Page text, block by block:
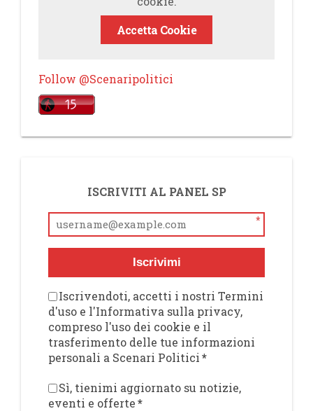
Accetta Cookie
Follow @Scenaripolitici
ISCRIVITI AL PANEL SP
*
Iscrivimi
Iscrivendoti, accetti i nostri Termini
d'uso e l'Informativa sulla privacy,
compreso l'uso dei cookie e il
trasferimento delle tue informazioni
personali a Scenari Politici*
Sì, tienimi aggiornato su notizie,
eventi e offerte*